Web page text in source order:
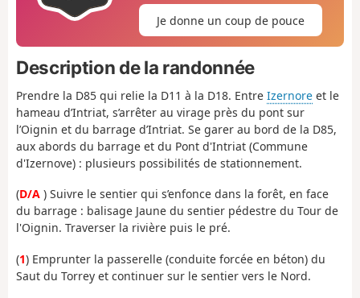
Je donne un coup de pouce
Description de la randonnée
Prendre la D85 qui relie la D11 à la D18. Entre Izernore et le
hameau d’Intriat, s’arrêter au virage près du pont sur
l’Oignin et du barrage d’Intriat. Se garer au bord de la D85,
aux abords du barrage et du Pont d'Intriat (Commune
d'Izernove) : plusieurs possibilités de stationnement.
(D/A ) Suivre le sentier qui s’enfonce dans la forêt, en face
du barrage : balisage Jaune du sentier pédestre du Tour de
l'Oignin. Traverser la rivière puis le pré.
(1) Emprunter la passerelle (conduite forcée en béton) du
Saut du Torrey et continuer sur le sentier vers le Nord.